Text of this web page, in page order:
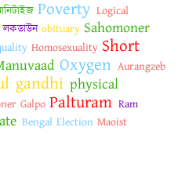
Poverty Logical
লকডাউন obituary Sahomoner
Homosexuality Short
Oxygen Aurangzeb
gandhi physical
Galpo Palturam Ram
Bengal Election Maoist